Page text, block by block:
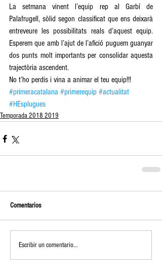
La setmana vinent l’equip rep al Garbí de
Palafrugell, sòlid segon classificat que ens deixarà
entreveure les possibilitats reals d’aquest equip.
Esperem que amb l’ajut de l’afició puguem guanyar
dos punts molt importants per consolidar aquesta
trajectòria ascendent.
No t’ho perdis i vina a animar el teu equip!!!
#primeracatalana #primerequip #actualitat
#HEsplugues
Temporada 2018 2019
Comentarios
Escribir un comentario...